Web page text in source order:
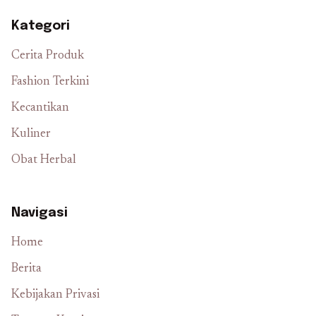
Kategori
Cerita Produk
Fashion Terkini
Kecantikan
Kuliner
Obat Herbal
Navigasi
Home
Berita
Kebijakan Privasi